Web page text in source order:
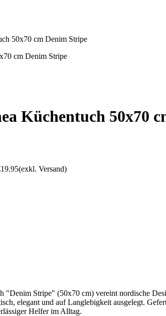
50x70 cm Denim Stripe
cm Denim Stripe
Küchentuch 50x70
19.95(exkl. Versand)
"Denim Stripe" (50x70 cm) vereint nordische
elegant und auf Langlebigkeit ausgelegt.
Helfer im Alltag.